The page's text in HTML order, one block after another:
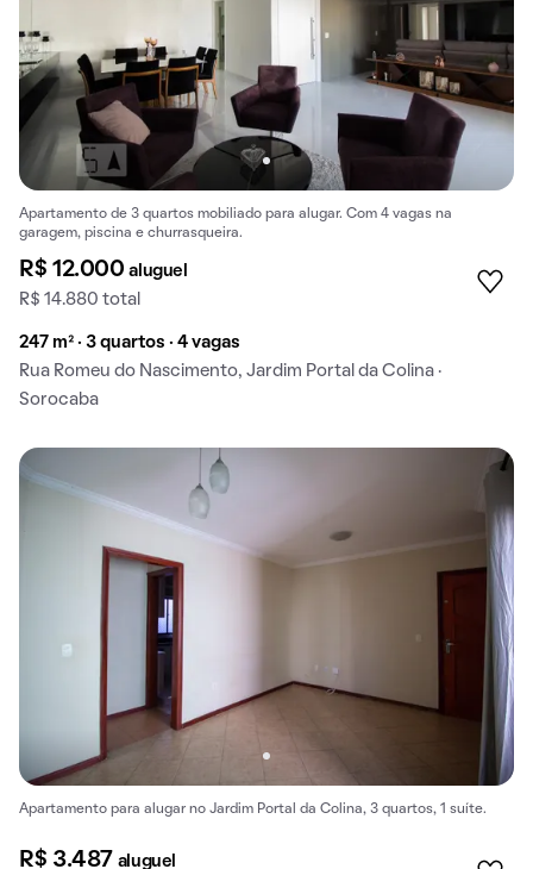
Apartamento de 3 quartos mobiliado para alugar. Com 4 vagas na
garagem, piscina e churrasqueira.
R$ 12.000aluguel
R$ 14.880 total
247 m² · 3 quartos · 4 vagas
Rua Romeu do Nascimento, Jardim Portal da Colina ·
Sorocaba
Apartamento para alugar no Jardim Portal da Colina, 3 quartos, 1 suíte.
R$ 3.487 aluguel